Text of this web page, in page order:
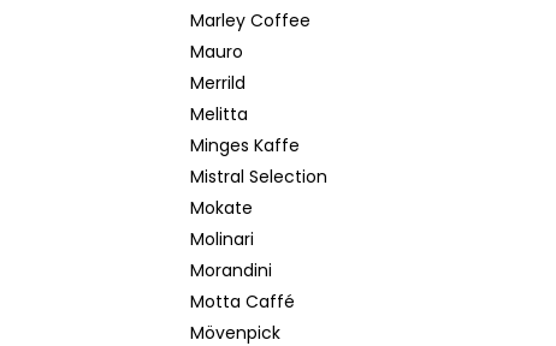
Marley Coffee
Mauro
Merrild
Melitta
Minges Kaffe
Mistral Selection
Mokate
Molinari
Morandini
Motta Caffé
Mövenpick